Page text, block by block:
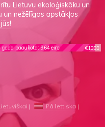
Lietuvu ekoloģiskāku un
un nežēlīgos apstākļos
gada paaukota: 964 eiro €1000
På lettiska